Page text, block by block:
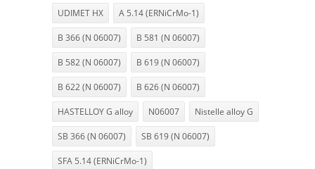
UDIMET HX A 5.14 (ERNiCrMo-1)
B 366 (N 06007) B 581 (N 06007)
B 582 (N 06007) B 619 (N 06007)
B 622 (N 06007) B 626 (N 06007)
HASTELLOY G alloy N06007 Nistelle alloy G
SB 366 (N 06007) SB 619 (N 06007)
SFA 5.14 (ERNiCrMo-1)